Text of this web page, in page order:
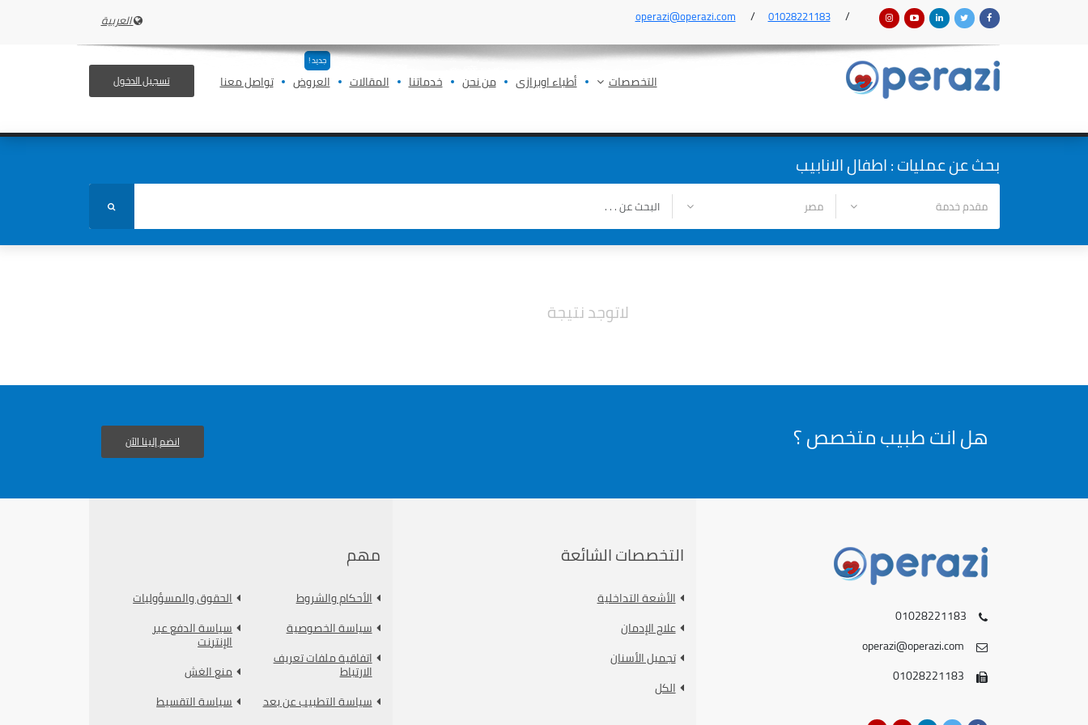
العربية operazi@operazi.com 01028221183
التخصصات أطباء اوبرازى من نحن خدماتنا المقالات
جديد !
العروض تواصل معنا تسجيل الدخول
بحث عن عمليات : اطفال الانابيب
لاتوجد نتيجة
هل انت طبيب متخصص ؟ انضم إلينا الآن
01028221183
operazi@operazi.com
01028221183
التخصصات الشائعة
الأشعة التداخلية
علاج الإدمان
تجميل الأسنان
الكل
مهم
الأحكام والشروط
سياسة الخصوصية
اتفاقية ملفات تعريف
الارتباط
سياسة التطبيب عن بعد
الحقوق والمسؤوليات
سياسة الدفع عبر
الإنترنت
منع الغش
سياسة التقسيط